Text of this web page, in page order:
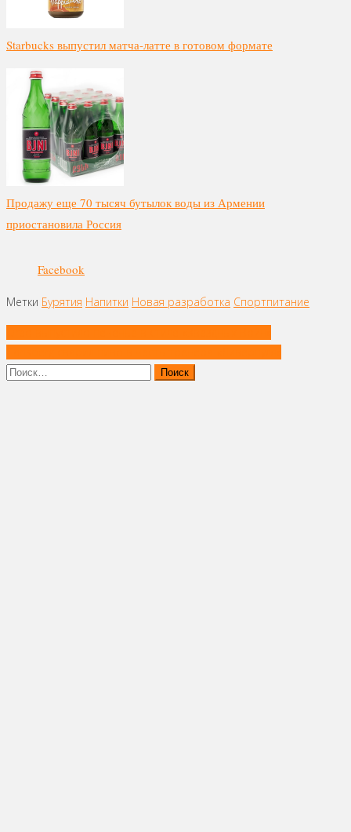
Starbucks выпустил матча-латте в готовом формате
Продажу еще 70 тысяч бутылок воды из Армении
приостановила Россия
Facebook
Метки Бурятия Напитки Новая разработка Спортпитание
записям
Найти: